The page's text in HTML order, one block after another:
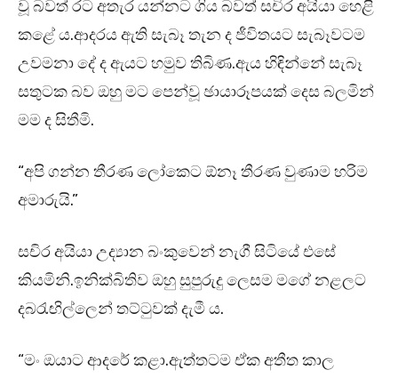
වූ බවත් රට අතැර යන්නට ගිය බවත් සචිර අයියා හෙළි
කළේ ය.ආදරය ඇති සැබෑ තැන ද ජීවිතයට සැබෑවටම
උවමනා දේ ද ඇයට හමුව තිබිණ.ඇය හිඳින්නේ සැබෑ
සතුටක බව ඔහු මට පෙන්වූ ඡායාරූපයක් දෙස බලමින්
මම ද සිතීමි.
“අපි ගන්න තීරණ ලෝකෙට ඕනෑ තීරණ වුණාම හරිම
අමාරුයි.”
සචිර අයියා උද්‍යාන බංකුවෙන් නැගී සිටියේ එසේ
කියමිනි.ඉනික්බිතිව ඔහු සුපුරුදු ලෙසම මගේ නළලට
දබරැඟිල්ලෙන් තට්ටුවක් දැමී ය.
“මං ඔයාට ආදරේ කළා.ඇත්තටම ඒක අතීත කාල